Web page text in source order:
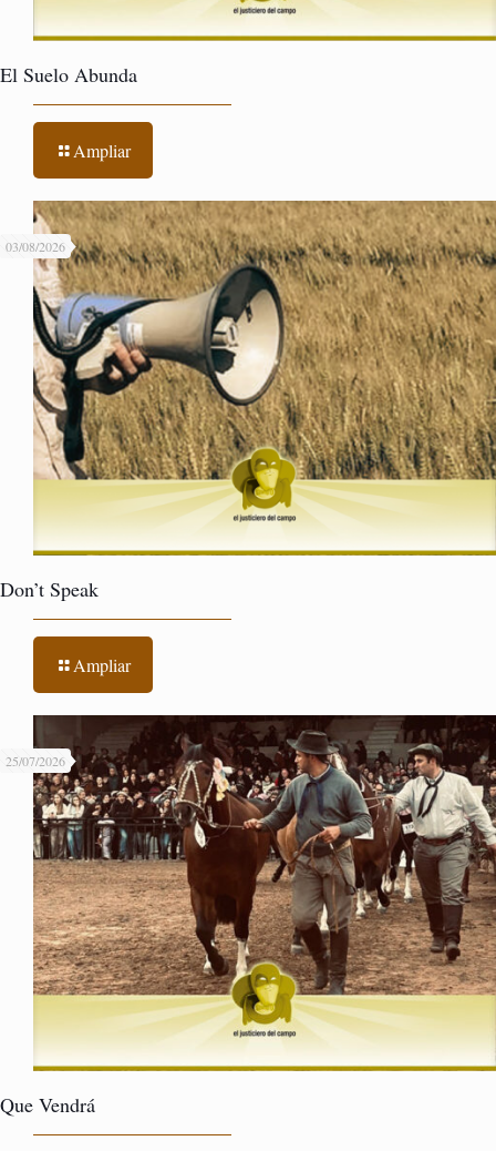
El Suelo Abunda
Ampliar
03/08/2026
Don’t Speak
Ampliar
25/07/2026
Que Vendrá